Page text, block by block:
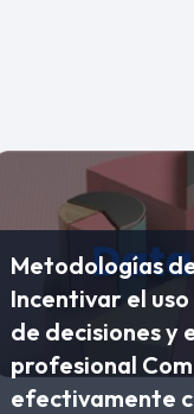
Metodologías
Incentivar el
de decisiones y
profesional
efectivamente